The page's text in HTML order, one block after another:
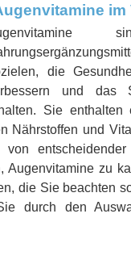
im
die
und das
Sie enthalten
Nährstoffen und
von
Augenvitamine zu
die Sie beachten
durch den